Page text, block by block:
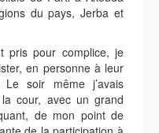
du pays, Jerba et
pris pour complice, je
en personne à leur
Le soir même j’avais
cour, avec un grand
de mon point de